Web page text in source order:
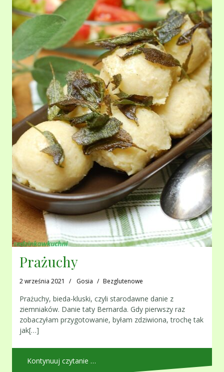
Prażuchy
2 września 2021 Gosia Bezglutenowe
Prażuchy, bieda-kluski, czyli starodawne danie z
ziemniaków. Danie taty Bernarda. Gdy pierwszy raz
zobaczyłam przygotowanie, byłam zdziwiona, trochę tak
jak[…]
Kontynuuj czytanie …